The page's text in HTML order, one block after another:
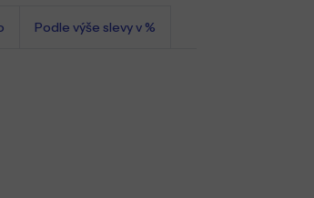
Podle výše slevy v %